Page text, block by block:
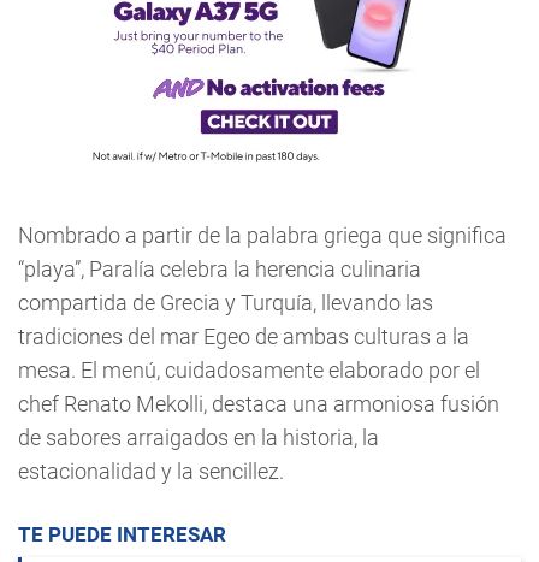
Nombrado a partir de la palabra griega que significa
“playa”, Paralía celebra la herencia culinaria
compartida de Grecia y Turquía, llevando las
tradiciones del mar Egeo de ambas culturas a la
mesa. El menú, cuidadosamente elaborado por el
chef Renato Mekolli, destaca una armoniosa fusión
de sabores arraigados en la historia, la
estacionalidad y la sencillez.
TE PUEDE INTERESAR